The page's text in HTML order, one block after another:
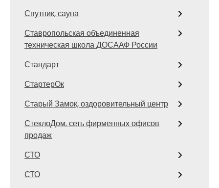
Спутник, сауна
Ставропольская объединенная
техническая школа ДОСААФ России
Стандарт
СтартерОк
Старый Замок, оздоровительный центр
СтеклоДом, сеть фирменных офисов
продаж
СТО
СТО